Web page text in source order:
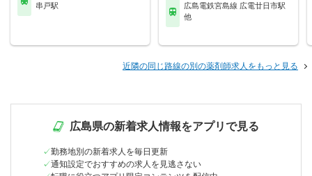
串戸駅
広島電鉄宮島線 広電廿日市駅
他
近隣の同じ路線の別の薬剤師求人をもっと見る
広島県の新着求人情報をアプリで見る
勤務地別の新着求人を毎日更新
通知設定でおすすめの求人を見逃さない